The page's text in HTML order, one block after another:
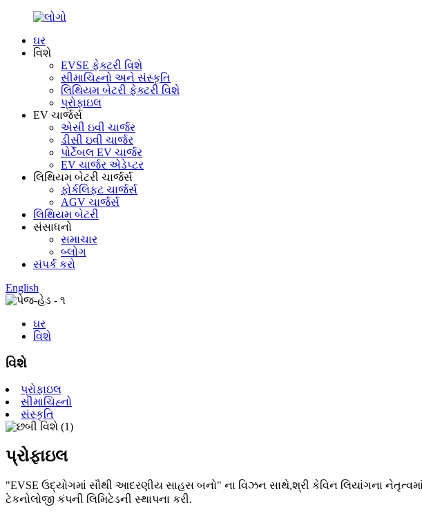
ઘર
વિશે
EVSE ફેક્ટરી વિશે
સીમાચિહ્નો અને સંસ્કૃતિ
લિથિયમ બેટરી ફેક્ટરી વિશે
પ્રોફાઇલ
EV ચાર્જર્સ
એસી ઇવી ચાર્જર
ડીસી ઇવી ચાર્જર
પોર્ટેબલ EV ચાર્જર
EV ચાર્જર એડેપ્ટર
લિથિયમ બેટરી ચાર્જર્સ
ફોર્કલિફ્ટ ચાર્જર્સ
AGV ચાર્જર્સ
લિથિયમ બેટરી
સંસાધનો
સમાચાર
બ્લોગ
સંપર્ક કરો
English
ઘર
વિશે
વિશે
પ્રોફાઇલ
સીમાચિહ્નો
સંસ્કૃતિ
પ્રોફાઇલ
"EVSE ઉદ્યોગમાં સૌથી આદરણીય સાહસ બનો" ના વિઝન સાથે,શ્રી કેવિન લિયાંગના
ટેકનોલોજી કંપની લિમિટેડની સ્થાપના કરી.